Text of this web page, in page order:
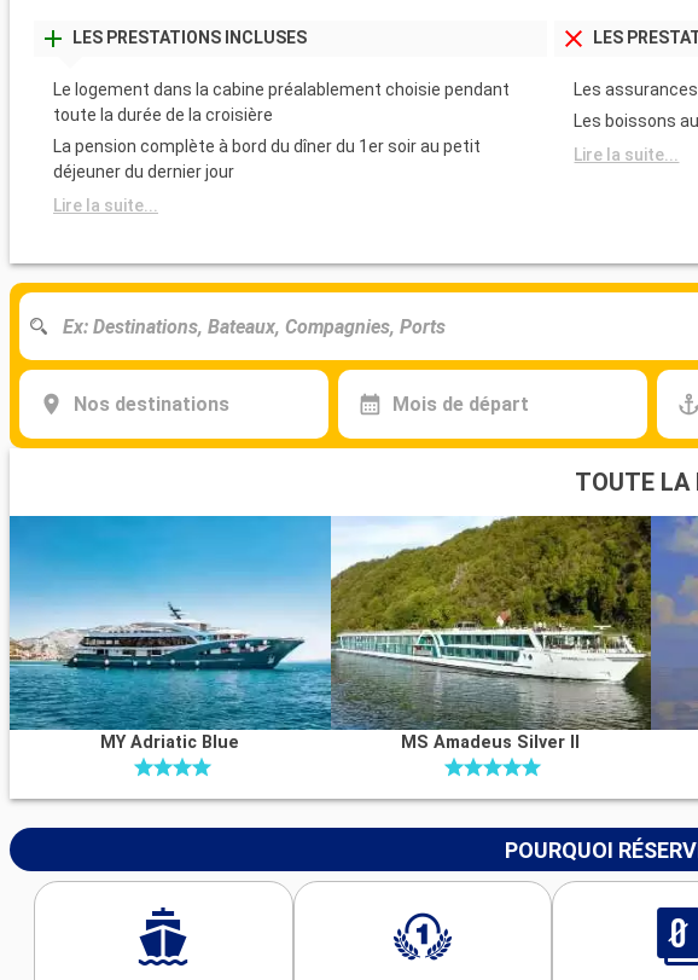
LES PRESTATIONS INCLUSES
Le logement dans la cabine préalablement choisie pendant
toute la durée de la croisière
La pension complète à bord du dîner du 1er soir au petit
déjeuner du dernier jour
Lire la suite...
LES
Les
Les boissons
Lire la suite...
Nos destinations Mois de départ
TOUTE LA
MY Adriatic Blue MS Amadeus Silver II
POURQUOI